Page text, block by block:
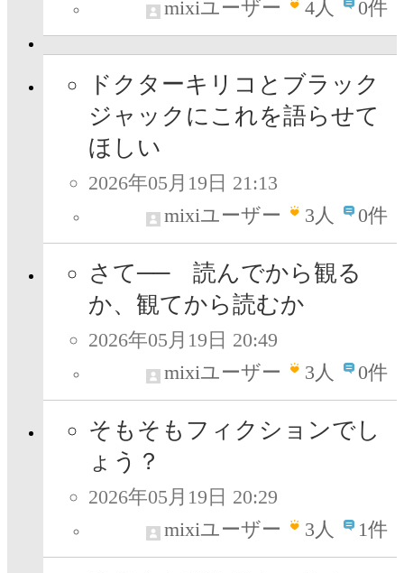
mixiユーザー 4人 0件
ドクターキリコとブラック
ジャックにこれを語らせて
ほしい
2026年05月19日 21:13
mixiユーザー
3人 0件
さて── 読んでから観る
か、観てから読むか
2026年05月19日 20:49
mixiユーザー
3人 0件
そもそもフィクションでし
ょう？
2026年05月19日 20:29
mixiユーザー
3人 1件